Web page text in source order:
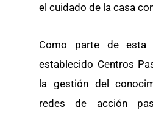
el cuidado de la casa
Como parte de esta
establecido Centros
la gestión del
redes de acción